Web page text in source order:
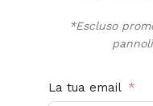
*Escluso
La tua email